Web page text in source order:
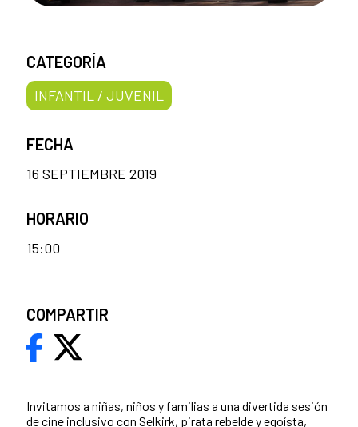
Invitamos a niñas, niños y familias a una divertida sesión
de cine inclusivo con Selkirk, pirata rebelde y egoísta,
CATEGORÍA
INFANTIL / JUVENIL
FECHA
16 SEPTIEMBRE 2019
HORARIO
15:00
COMPARTIR